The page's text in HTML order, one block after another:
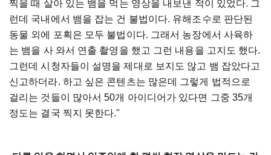
찍을 때 살아 있는 뱀을 먹는 영상을 내보낸 적이 있었다. 그
런데 국내에서 뱀을 잡는 건 불법이다. 유해조수로 판단된
동물 외에 포획은 모두 불법이다. 그래서 농장에서 사육하
는 뱀을 사 와서 연출 촬영을 했고 그런 내용을 고지도 했다.
그런데 시청자들이 설명을 제대로 보지도 않고 뱀 잡았다고
신고하더라. 하고 싶은 콘텐츠는 많은데 그렇게 법적으로
걸리는 것들이 많아서 50개 아이디어가 있다면 그중 35개
정도는 결국 찍지 못한다."